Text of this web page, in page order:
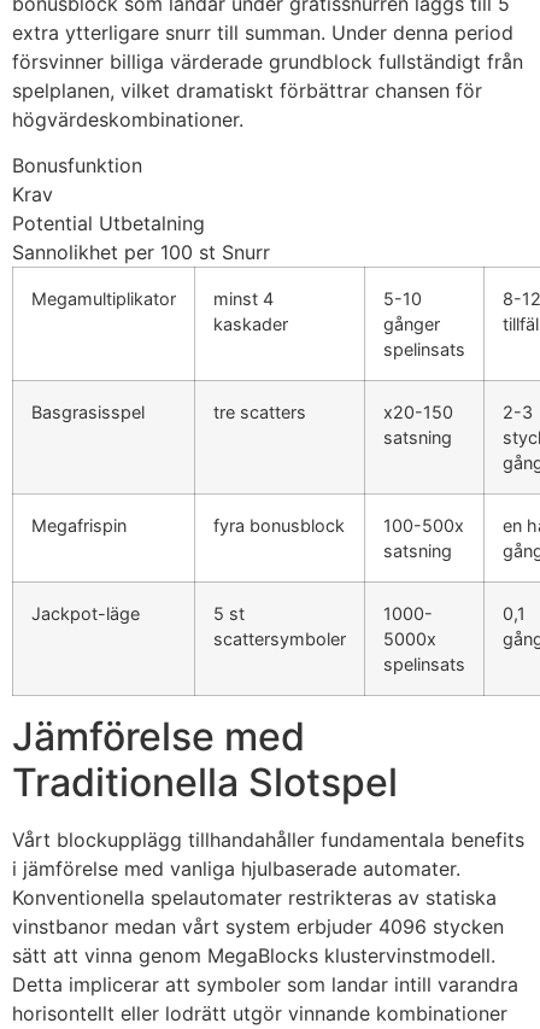
extra ytterligare snurr till summan. Under denna period
försvinner billiga värderade grundblock fullständigt från
spelplanen, vilket dramatiskt förbättrar chansen för
högvärdeskombinationer.
Bonusfunktion
Krav
Potential Utbetalning
Sannolikhet per 100 st Snurr
Megamultiplikator
minst 4
kaskader
5-10
gånger
spelinsats
8-12
Basgrasisspel tre scatters
x20-150
satsning
2-3
Megafrispin fyra bonusblock
100-500x
satsning
en
Jackpot-läge
5 st
scattersymboler
1000-
5000x
spelinsats
0,1
Jämförelse med
Traditionella Slotspel
Vårt blockupplägg tillhandahåller fundamentala benefits
i jämförelse med vanliga hjulbaserade automater.
Konventionella spelautomater restrikteras av statiska
vinstbanor medan vårt system erbjuder 4096 stycken
sätt att vinna genom MegaBlocks klustervinstmodell.
Detta implicerar att symboler som landar intill varandra
horisontellt eller lodrätt utgör vinnande kombinationer